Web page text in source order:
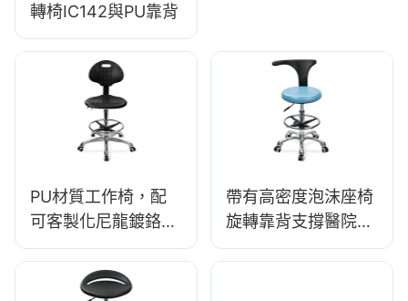
轉椅IC142與PU靠背
PU材質工作椅，配
可客製化尼龍鍍鉻鋁
腳座 IC007 個人化
帶有高密度泡沫座椅
旋轉靠背支撐醫院&
診所使用的牙科椅